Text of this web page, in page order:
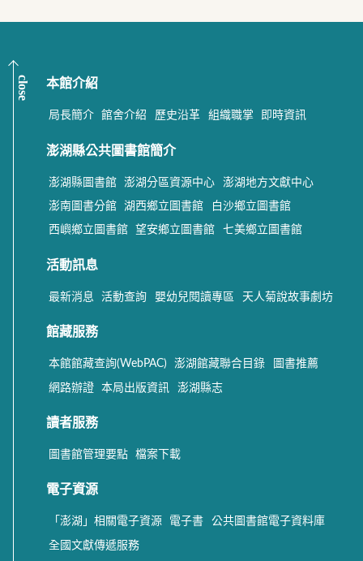
close 本館介紹
局長簡介 館舍介紹 歷史沿革 組織職掌 即時資訊
澎湖縣公共圖書館簡介
澎湖縣圖書館 澎湖分區資源中心 澎湖地方文獻中心
澎南圖書分館 湖西鄉立圖書館 白沙鄉立圖書館
西嶼鄉立圖書館 望安鄉立圖書館 七美鄉立圖書館
活動訊息
最新消息 活動查詢 嬰幼兒閱讀專區 天人菊說故事劇坊
館藏服務
本館館藏查詢(WebPAC) 澎湖館藏聯合目錄 圖書推薦
網路辦證 本局出版資訊 澎湖縣志
讀者服務
圖書館管理要點 檔案下載
電子資源
「澎湖」相關電子資源 電子書 公共圖書館電子資料庫
全國文獻傳遞服務